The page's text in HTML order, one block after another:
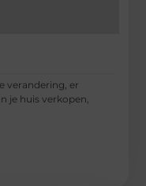
verandering, er
je huis verkopen,